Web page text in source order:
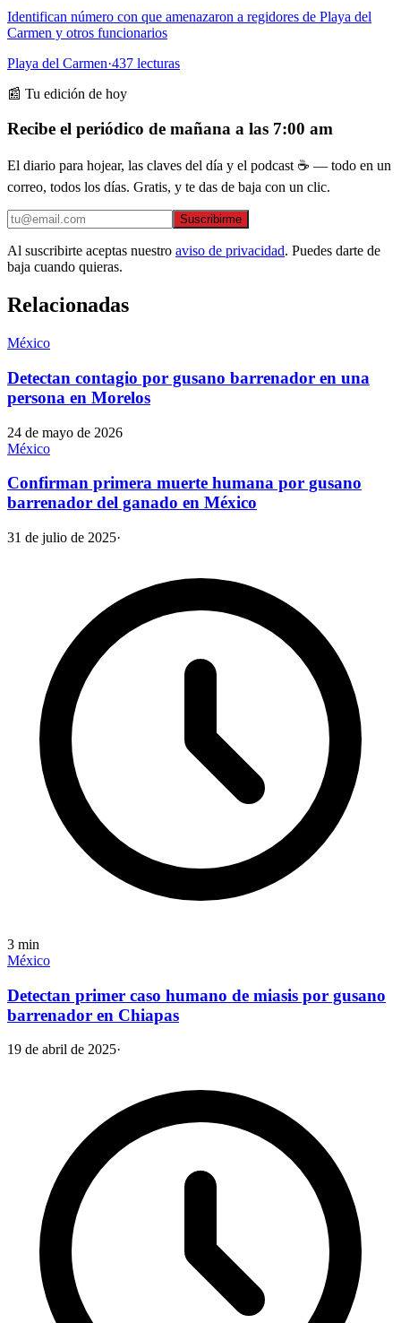
Identifican número con que amenazaron a regidores de Playa del
Carmen y otros funcionarios
Playa del Carmen·437 lecturas
📰 Tu edición de hoy
Recibe el periódico de mañana a las 7:00 am
El diario para hojear, las claves del día y el podcast ☕ — todo en un
correo, todos los días. Gratis, y te das de baja con un clic.
Suscribirme
Al suscribirte aceptas nuestro aviso de privacidad. Puedes darte de
baja cuando quieras.
Relacionadas
México
Detectan contagio por gusano barrenador en una
persona en Morelos
24 de mayo de 2026
México
Confirman primera muerte humana por gusano
barrenador del ganado en México
31 de julio de 2025·
3 min
México
Detectan primer caso humano de miasis por gusano
barrenador en Chiapas
19 de abril de 2025·